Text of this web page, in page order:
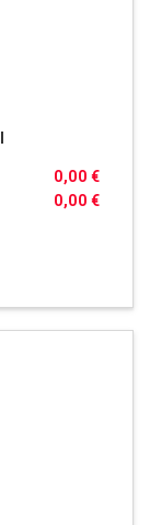
0,00 €
0,00 €